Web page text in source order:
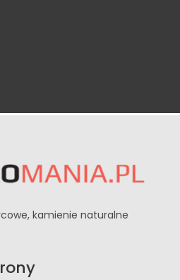
kamienie naturalne